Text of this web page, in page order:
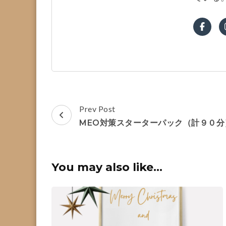
Post
Navigation
Prev Post
MEO対策スターターパック（計９０
You may also like...